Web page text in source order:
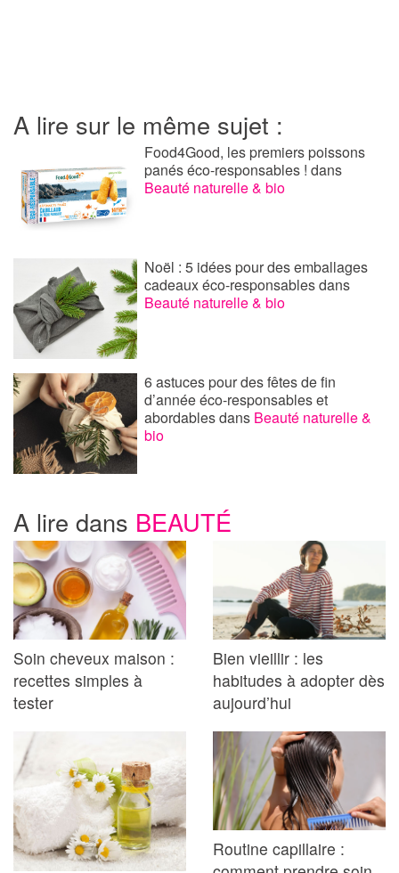
A lire sur le même sujet :
Food4Good, les premiers poissons
panés éco-responsables !dans
Beauté naturelle & bio
Noël : 5 idées pour des emballages
cadeaux éco-responsablesdans
Beauté naturelle & bio
6 astuces pour des fêtes de fin
d’année éco-responsables et
abordablesdans Beauté naturelle &
bio
A lire dans BEAUTÉ
Soin cheveux maison :
recettes simples à
tester
Bien vieillir : les
habitudes à adopter dès
aujourd’hui
Routine capillaire :